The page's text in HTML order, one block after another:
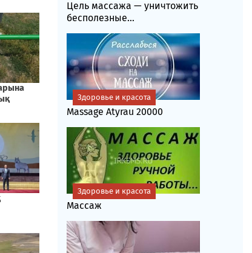
Цель массажа — уничтожить
бесполезные...
Massage Atyrau 20000
Здоровье и красота
Массаж
Здоровье и красота